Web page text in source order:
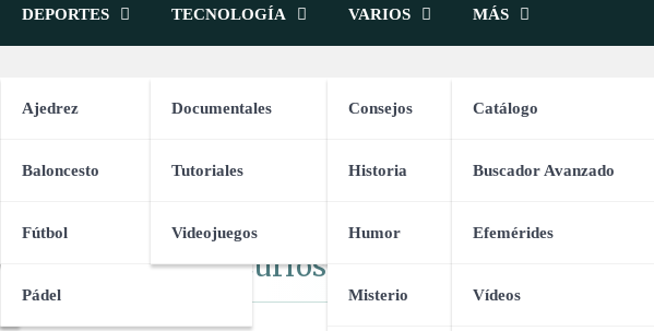
DEPORTES
Ajedrez
Baloncesto
Fútbol
Pádel
TECNOLOGÍA
Documentales
Tutoriales
Videojuegos
VARIOS
Consejos
Historia
Humor
Misterio
MÁS
Catálogo
Buscador Avanzado
Efemérides
Vídeos
Johann Sebastian Bach
Obras y Curiosidades más Impactantes